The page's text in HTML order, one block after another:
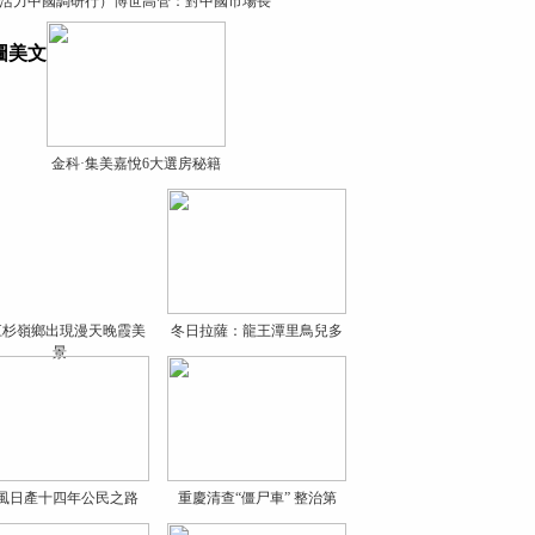
美文
金科·集美嘉悅6大選房秘籍
嶺鄉出現漫天晚霞美
景
冬日拉薩：龍王潭里鳥兒多
日產十四年公民之路 重慶清查“僵尸車” 整治第